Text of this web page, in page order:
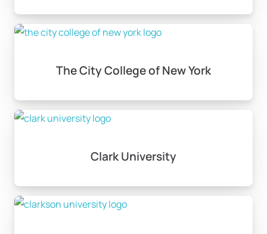
The City College of New York
Clark University